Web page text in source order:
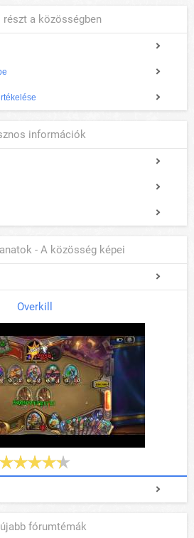
részt a közösségben
információk
- A közösség képei
Overkill
fórumtémák